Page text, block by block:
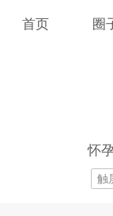
首页 圈
怀
触